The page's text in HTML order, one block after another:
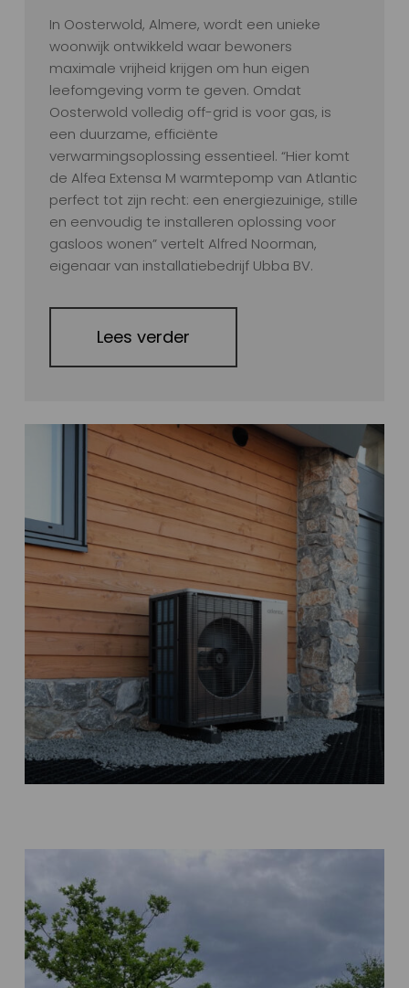
In Oosterwold, Almere, wordt een unieke
woonwijk ontwikkeld waar bewoners
maximale vrijheid krijgen om hun eigen
leefomgeving vorm te geven. Omdat
Oosterwold volledig off-grid is voor gas, is
een duurzame, efficiënte
verwarmingsoplossing essentieel. “Hier komt
de Alfea Extensa M warmtepomp van Atlantic
perfect tot zijn recht: een energiezuinige, stille
en eenvoudig te installeren oplossing voor
gasloos wonen” vertelt Alfred Noorman,
eigenaar van installatiebedrijf Ubba BV.
Lees verder